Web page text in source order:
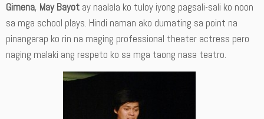
Gimena, May Bayot ay naalala ko tuloy iyong pagsali-sali ko noon
sa mga school plays. Hindi naman ako dumating sa point na
pinangarap ko rin na maging professional theater actress pero
naging malaki ang respeto ko sa mga taong nasa teatro.